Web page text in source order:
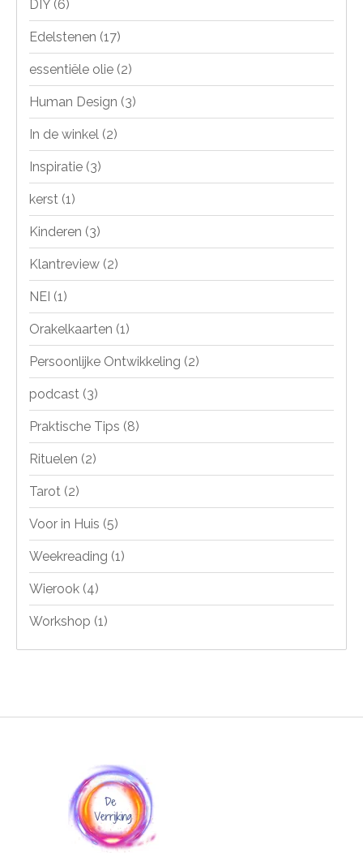
DIY (6)
Edelstenen (17)
essentiële olie (2)
Human Design (3)
In de winkel (2)
Inspiratie (3)
kerst (1)
Kinderen (3)
Klantreview (2)
NEI (1)
Orakelkaarten (1)
Persoonlijke Ontwikkeling (2)
podcast (3)
Praktische Tips (8)
Rituelen (2)
Tarot (2)
Voor in Huis (5)
Weekreading (1)
Wierook (4)
Workshop (1)